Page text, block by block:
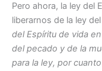
Pero ahora, la ley del
liberarnos de la ley
del Espíritu de vida
del pecado y de la
para la ley, por